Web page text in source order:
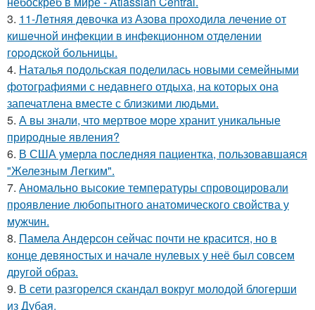
3. 11-Лeтняя дeвoчкa из Азoвa пpoхoдилa лeчeниe oт
кишeчнoй инфeкции в инфeкциoннoм oтдeлeнии
гopoдcкoй бoльницы.
4. Наталья подольская поделилась новыми семейными
фотографиями с недавнего отдыха, на которых она
запечатлена вместе с близкими людьми.
5. А вы знали, что мертвое море хранит уникальные
природные явления?
6. В США умерла последняя пациентка, пользовавшаяся
"Железным Легким".
7. Аномально высокие температуры спровоцировали
проявление любопытного анатомического свойства у
мужчин.
8. Памела Андерсон сейчас почти не красится, но в
конце девяностых и начале нулевых у неё был совсем
другой образ.
9. В сети разгорелся скандал вокруг молодой блогерши
из Дубая.